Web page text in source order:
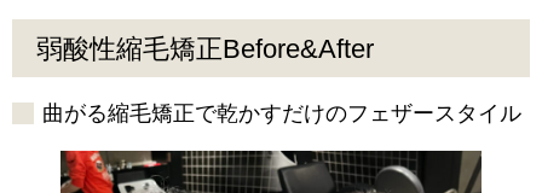
弱酸性縮毛矯正Before&After
曲がる縮毛矯正で乾かすだけのフェザースタイル